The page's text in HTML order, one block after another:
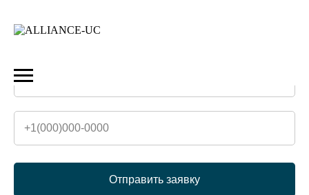
Оставить заявку
Отправить заявку